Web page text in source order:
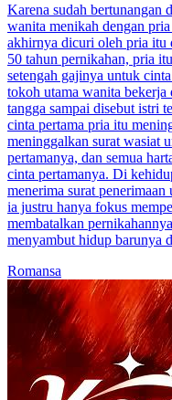
Karena sudah bertunangan
wanita menikah dengan
akhirnya dicuri oleh pria itu
50 tahun pernikahan, pria
setengah gajinya untuk
tokoh utama wanita bekerja
tangga sampai disebut istri
cinta pertama pria itu
meninggalkan surat wasiat
pertamanya, dan semua
cinta pertamanya. Di
menerima surat
ia justru hanya fokus
membatalkan
menyambut hidup barunya
Romansa